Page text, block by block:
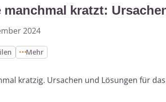
kratzt:
2024
Mehr
kratzig. Ursachen und Lösungen für das